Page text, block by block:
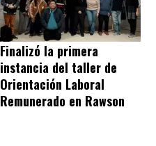
Finalizó la primera
instancia del taller de
Orientación Laboral
Remunerado en Rawson